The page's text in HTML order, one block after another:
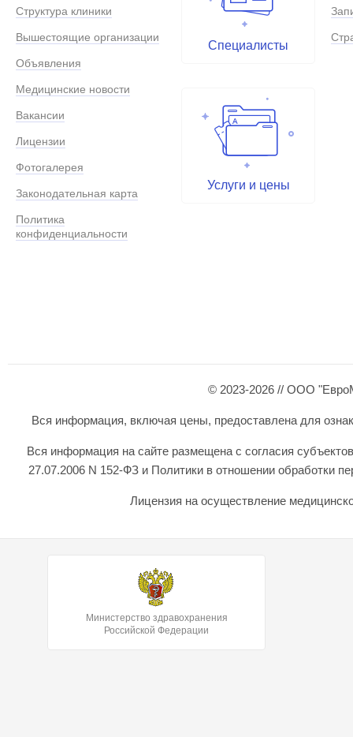
Структура клиники
Вышестоящие организации
Объявления
Медицинские новости
Вакансии
Лицензии
Фотогалерея
Законодательная карта
Политика
конфиденциальности
Специалисты
Услуги и цены
© 2023-2026 // ООО
Вся информация, включая цены, предоставлена для
Вся информация на сайте размещена с согласия
27.07.2006 N 152-ФЗ и Политики в отношении обработки
Лицензия на осуществление
Министерство здравохранения
Российской Федерации